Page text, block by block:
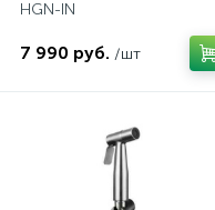
HGN-IN
7 990 руб. /шт
Сиденья для
Комплектующие для